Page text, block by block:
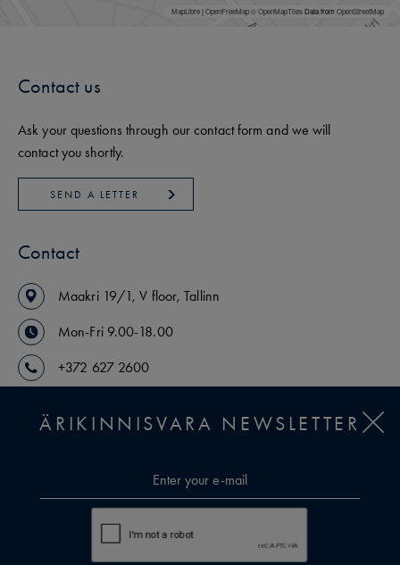
ÄRIKINNISVARA NEWSLETTER
MapLibre|OpenFreeMap© OpenMapTilesData from OpenStreetMap
Contact us
Ask your questions through our contact form and we will
contact you shortly.
SEND A LETTER
Contact
Maakri 19/1,V floor,Tallinn
Mon-Fri 9.00-18.00
+372 627 2600